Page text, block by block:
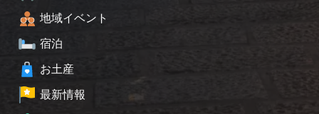
地域イベント
宿泊
お土産
最新情報